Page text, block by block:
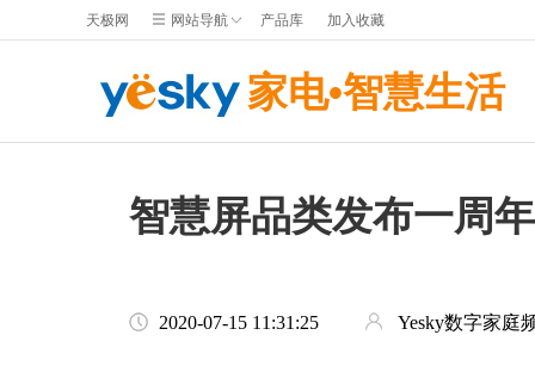
天极网 网站导航 产品库 加入收藏
家电•智慧生活
智慧屏品类发布一周
2020-07-15 11:31:25 Yesky数字家庭